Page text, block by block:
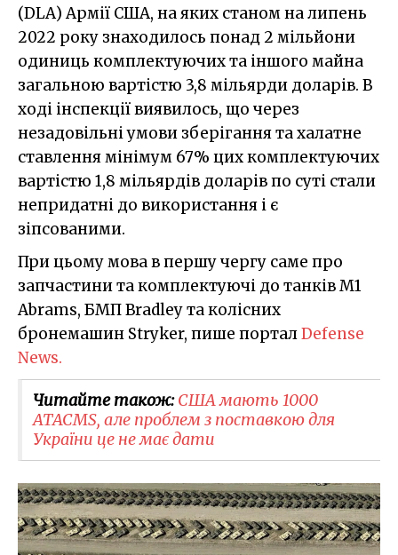
(DLA) Армії США, на яких станом на липень
2022 року знаходилось понад 2 мільйони
одиниць комплектуючих та іншого майна
загальною вартістю 3,8 мільярди доларів. В
ході інспекції виявилось, що через
незадовільні умови зберігання та халатне
ставлення мінімум 67% цих комплектуючих
вартістю 1,8 мільярдів доларів по суті стали
непридатні до використання і є
зіпсованими.
При цьому мова в першу чергу саме про
запчастини та комплектуючі до танків M1
Abrams, БМП Bradley та колісних
бронемашин Stryker, пише порталDefense
News.
Читайте також:США мають 1000
ATACMS, але проблем з поставкою для
України це не має дати